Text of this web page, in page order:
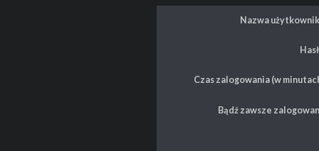
Nazwa
Czas zalogowania (w
Bądź zawsze